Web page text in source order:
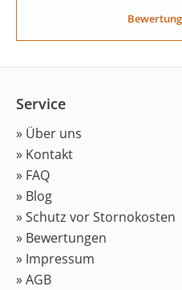
Service
» Über uns
» Kontakt
» FAQ
» Blog
» Schutz vor Stornokosten
» Bewertungen
» Impressum
» AGB